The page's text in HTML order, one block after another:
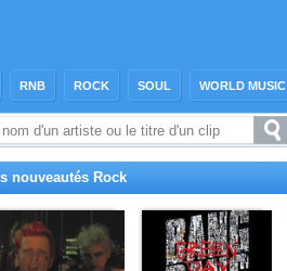
RNB ROCK SOUL WORLD MUSIC
nouveautés Rock